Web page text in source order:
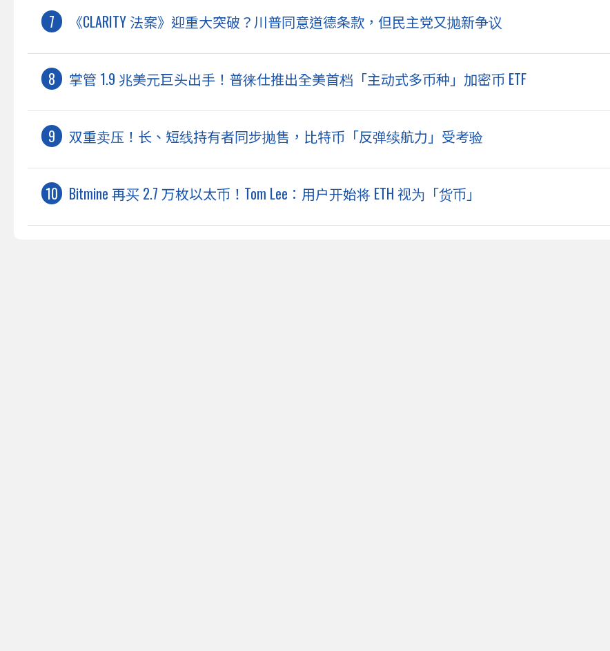
《CLARITY 法案》迎重大突破？川普同意道德条款，但民主党又抛新争议
掌管 1.9 兆美元巨头出手！普徕仕推出全美首档「主动式多币种」加密币 ETF
双重卖压！长、短线持有者同步抛售，比特币「反弹续航力」受考验
Bitmine 再买 2.7 万枚以太币！Tom Lee：用户开始将 ETH 视为「货币」